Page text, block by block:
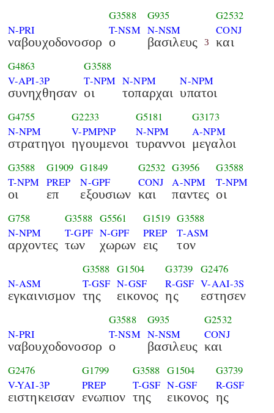
N-PRI
ναβουχοδονοσορ
G3588
T-NSM
ο
G935
N-NSM
βασιλευς 3
G2532
CONJ
και
G4863
V-API-3P
συνηχθησαν
G3588
T-NPM
οι
N-NPM
τοπαρχαι
N-NPM
υπατοι
G4755
N-NPM
στρατηγοι
G2233
V-PMPNP
ηγουμενοι
G5181
N-NPM
τυραννοι
G3173
A-NPM
μεγαλοι
G3588
T-NPM
οι
G1909
PREP
επ
G1849
N-GPF
εξουσιων
G2532
CONJ
και
G3956
A-NPM
παντες
G3588
T-NPM
οι
G758
N-NPM
αρχοντες
G3588
T-GPF
των
G5561
N-GPF
χωρων
G1519
PREP
εις
G3588
T-ASM
τον
N-ASM
εγκαινισμον
G3588
T-GSF
της
G1504
N-GSF
εικονος
G3739
R-GSF
ης
G2476
V-AAI-3S
εστησεν
N-PRI
ναβουχοδονοσορ
G3588
T-NSM
ο
G935
N-NSM
βασιλευς
G2532
CONJ
και
G2476
V-YAI-3P
ειστηκεισαν
G1799
PREP
ενωπιον
G3588
T-GSF
της
G1504
N-GSF
εικονος
G3739
R-GSF
ης